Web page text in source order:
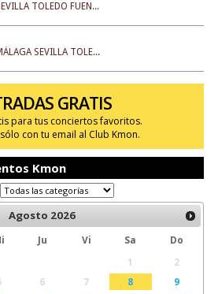
TOLEDO FUEN...
SEVILLA TOLE...
GRATIS
para tus conciertos favoritos.
con tu email al Club Kmon.
Kmon
Agosto 2026
Ju Vi Sa
Do
1
2
6 7 8
9